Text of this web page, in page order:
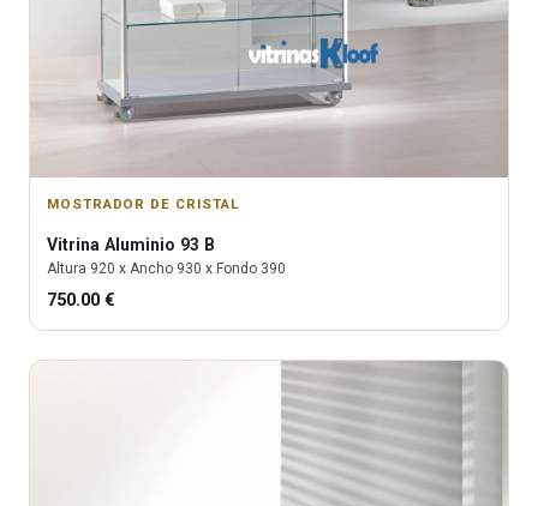
MOSTRADOR DE CRISTAL
Vitrina Aluminio 93 B
Altura 920 x Ancho 930 x Fondo 390
750.00 €